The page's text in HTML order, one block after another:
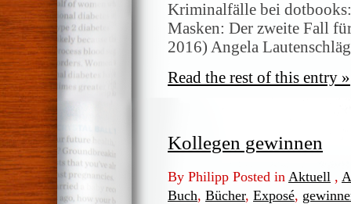
Kriminalfälle bei
Masken: Der zweite Fall
2016) Angela
Read the rest of this entry »
Kollegen gewinnen
By Philipp Posted in Aktuell ,
Buch, Bücher, Exposé,